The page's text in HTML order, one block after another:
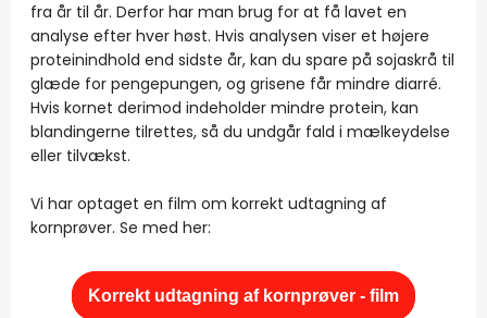
fra år til år. Derfor har man brug for at få lavet en
analyse efter hver høst. Hvis analysen viser et højere
proteinindhold end sidste år, kan du spare på sojaskrå til
glæde for pengepungen, og grisene får mindre diarré.
Hvis kornet derimod indeholder mindre protein, kan
blandingerne tilrettes, så du undgår fald i mælkeydelse
eller tilvækst.
Vi har optaget en film om korrekt udtagning af
kornprøver. Se med her:
Korrekt udtagning af kornprøver - film